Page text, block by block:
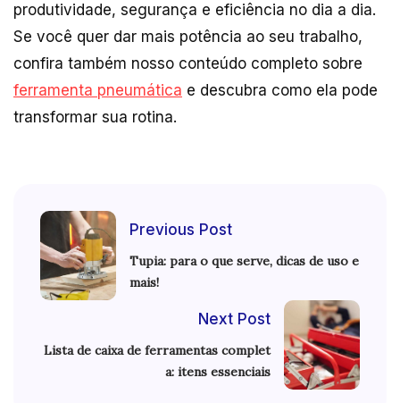
produtividade, segurança e eficiência no dia a dia.
Se você quer dar mais potência ao seu trabalho,
confira também nosso conteúdo completo sobre
ferramenta pneumática e descubra como ela pode
transformar sua rotina.
Previous Post
Tupia: para o que serve, dicas de uso e
mais!
Next Post
Lista de caixa de ferramentas complet
a: itens essenciais